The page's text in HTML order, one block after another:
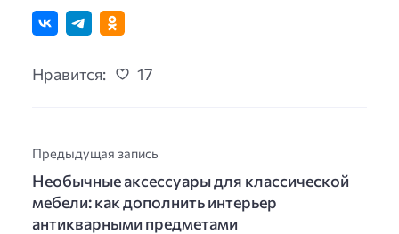
Нравится: 17
Предыдущая запись
Необычные аксессуары для классической
мебели: как дополнить интерьер
антикварными предметами